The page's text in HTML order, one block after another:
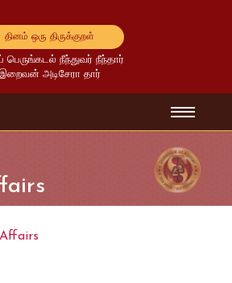
தினம் ஒரு திருக்குறள்
பெருங்கடல் நீந்துவர் நீந்தார்
அடிசேரா தார்